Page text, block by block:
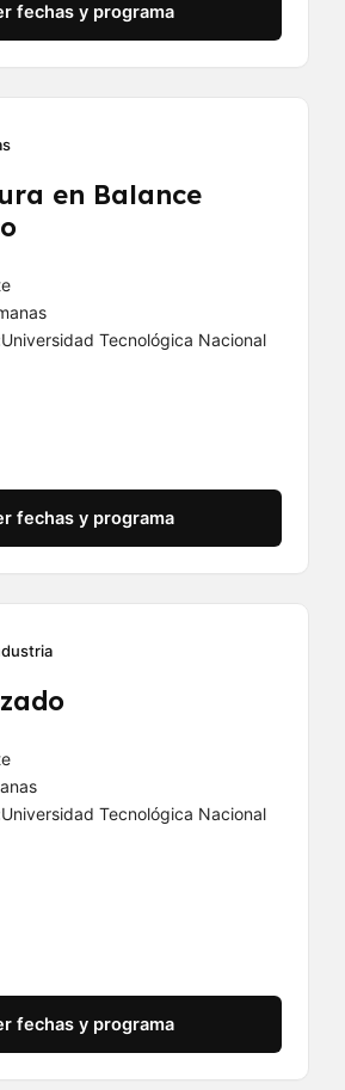
fechas y programa
en Balance
Universidad Tecnológica Nacional
fechas y programa
Universidad Tecnológica Nacional
fechas y programa